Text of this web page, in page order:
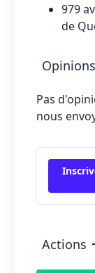
979
de
Pas
nous
Actions